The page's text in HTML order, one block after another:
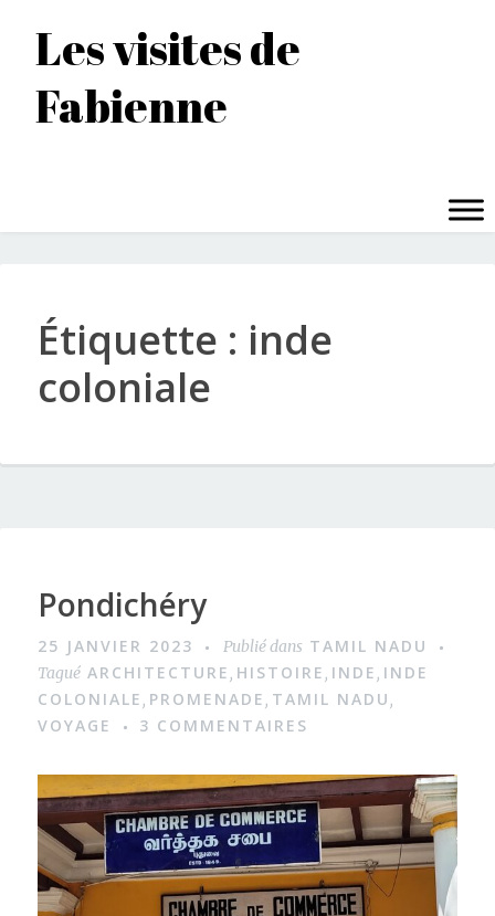
contenu
principal
Les visites de
Fabienne
Étiquette : inde
coloniale
Pondichéry
25 JANVIER 2023 Publié dans TAMIL NADU
Tagué ARCHITECTURE, HISTOIRE, INDE, INDE
COLONIALE, PROMENADE, TAMIL NADU,
VOYAGE 3 COMMENTAIRES